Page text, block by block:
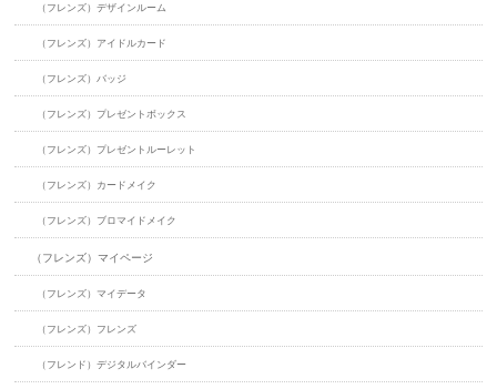
（フレンズ）デザインルーム
（フレンズ）アイドルカード
（フレンズ）バッジ
（フレンズ）プレゼントボックス
（フレンズ）プレゼントルーレット
（フレンズ）カードメイク
（フレンズ）ブロマイドメイク
（フレンズ）マイページ
（フレンズ）マイデータ
（フレンズ）フレンズ
（フレンド）デジタルバインダー